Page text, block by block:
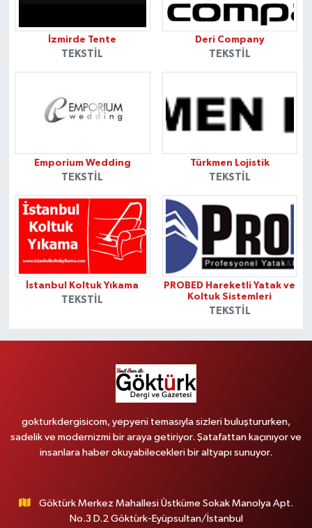
İzmirde Tente
TEKSTIL
Deri Company
TEKSTIL
Emporium Wedding
TEKSTIL
Türkmen Lojistik
TEKSTIL
İstanbul Koltuk Yıkama
TEKSTIL
PROBED Hareketli Yatak ve
Koltuk Sistemleri
TEKSTIL
gokturkdergisicom, yepyeni temasıyla sizleri buluştururken,
sadelik ve modernizmi bir araya getiriyor. Şatafattan kaçınıyor ve
insanlara haber okuyabilecekleri bir altyapı sunuyor.
Göktürk Merkez Mahallesi Üstküme Sokak Manolya Apt.
No.3 D.2 Göktürk-Eyüpsultan/İstanbul